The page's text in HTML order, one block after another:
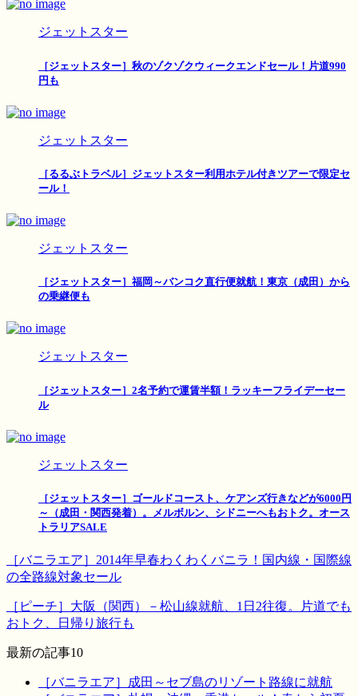
ジェットスター
［ジェットスター］秋のゾクゾクウィークエンドセール！片道990
円も
ジェットスター
［るるぶトラベル］ジェットスター利用ホテル付きツアーで限定セ
ール！
ジェットスター
［ジェットスター］福岡～バンコク直行便就航！東京（成田）から
の乗継便も
ジェットスター
［ジェットスター］2名予約で運賃半額！ラッキーフライデーセー
ル
ジェットスター
［ジェットスター］ゴールドコースト、ケアンズ行きなどが6000円
～（成田・関西発着）。メルボルン、シドニーへもおトク。オース
トラリアSALE
［バニラエア］2014年早春わくわくバニラ！国内線・国際線
の全路線対象セール
［ピーチ］大阪（関西）－松山線就航、1日2往復。片道でも
おトク、日帰り旅行も
最新の記事10
［バニラエア］成田～セブ島のリゾート路線に就航